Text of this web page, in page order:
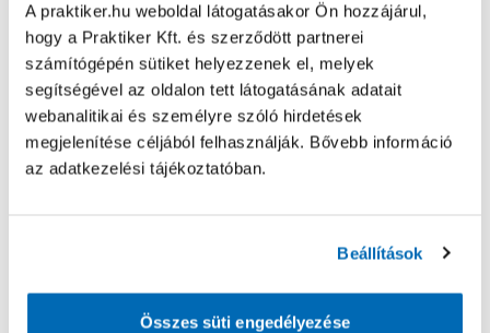
A praktiker.hu weboldal látogatásakor Ön hozzájárul,
hogy a Praktiker Kft. és szerződött partnerei
számítógépén sütiket helyezzenek el, melyek
segítségével az oldalon tett látogatásának adatait
webanalitikai és személyre szóló hirdetések
megjelenítése céljából felhasználják. Bővebb információ
az adatkezelési tájékoztatóban.
Beállítások
Összes süti engedélyezése
Oldal újratöltése